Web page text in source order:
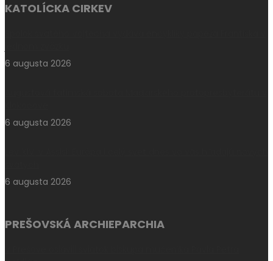
KATOLÍCKA CIRKEV
6 augusta 2026
6 augusta 2026
6 augusta 2026
PREŠOVSKÁ ARCHIEPARCHIA